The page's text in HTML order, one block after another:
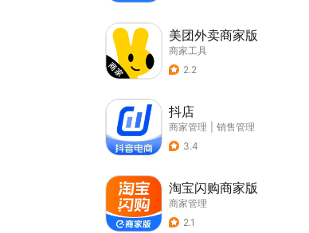
美团外卖商家版
商家工具
2.2
抖店
商家管理
销售管理
3.4
淘宝闪购商家版
商家管理
2.1